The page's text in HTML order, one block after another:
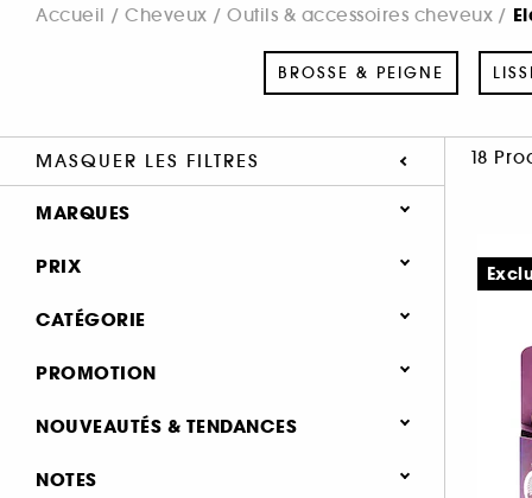
Accueil Cheveux Outils & accessoires cheveux
BROSSE & PEIGNE
MASQUER LES FILTRES 18
MARQUES
INVISIBOBBLE (11)
SLIP (2)
PRIX
CATÉGORIE
Cheveux
Lisseur & boucleur (37)
PROMOTION
0 (17)
NOUVEAUTÉS & TENDANCES
Nouveauté (5)
NOTES
Exclu